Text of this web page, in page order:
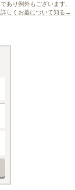
あり例外もございます。
詳しくお墓について知る→